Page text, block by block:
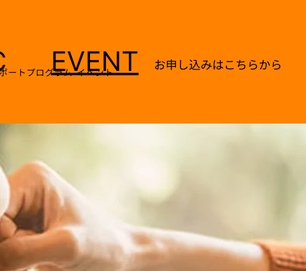
お申し込みはこちらから
EVENT
イベント
ートプログラム